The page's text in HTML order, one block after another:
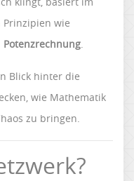
wie
Potenzrechnung.
Blick hinter die
wie Mathematik
zu bringen.